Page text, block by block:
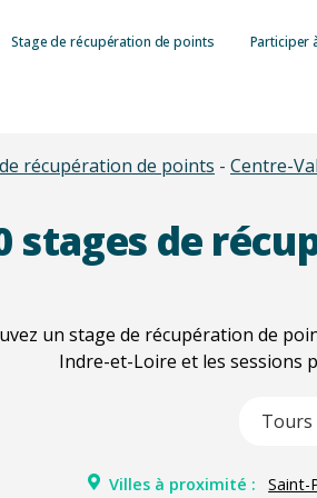
Stage de récupération de points Participer
récupération de points - Centre-
stages de
un stage de récupération de
Indre-et-Loire et les sessions
Villes à proximité : Saint-